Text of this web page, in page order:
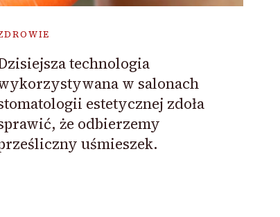
technologia
w salonach
estetycznej zdoła
że odbierzemy
uśmieszek.